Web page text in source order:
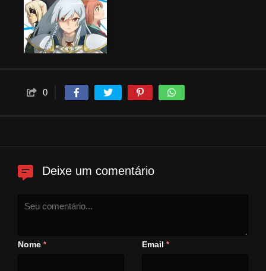
0
Deixe um comentário
Nome * Email *